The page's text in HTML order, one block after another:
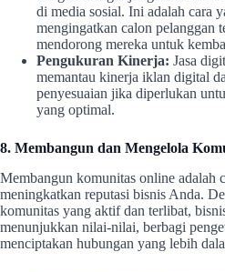
di media sosial. Ini adalah cara
mengingatkan calon pelanggan
mendorong mereka untuk
Pengukuran Kinerja: Jasa
memantau kinerja iklan digital
penyesuaian jika diperlukan
yang optimal.
8. Membangun dan Mengelola
Membangun komunitas online adalah
meningkatkan reputasi bisnis Anda.
komunitas yang aktif dan terlibat,
menunjukkan nilai-nilai, berbagi
menciptakan hubungan yang lebih